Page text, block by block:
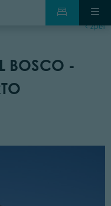
zpět
BOSCO -